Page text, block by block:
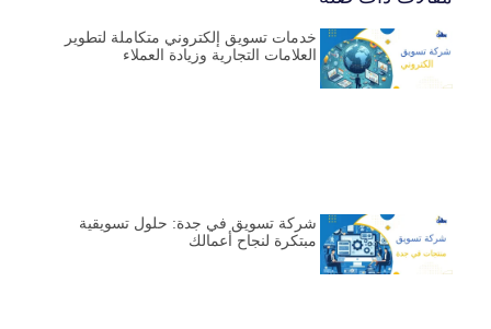
خدمات تسويق إلكتروني متكاملة لتطوير
العلامات التجارية وزيادة العملاء
شركة تسويق في جدة: حلول تسويقية
مبتكرة لنجاح أعمالك